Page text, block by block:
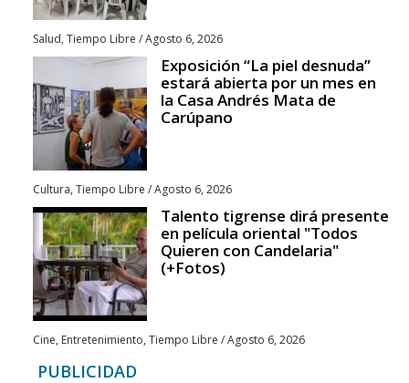
Salud, Tiempo Libre /Agosto 6, 2026
Exposición “La piel desnuda”
estará abierta por un mes en
la Casa Andrés Mata de
Carúpano
Cultura, Tiempo Libre /Agosto 6, 2026
Talento tigrense dirá presente
en película oriental "Todos
Quieren con Candelaria"
(+Fotos)
Cine, Entretenimiento, Tiempo Libre /Agosto 6, 2026
PUBLICIDAD